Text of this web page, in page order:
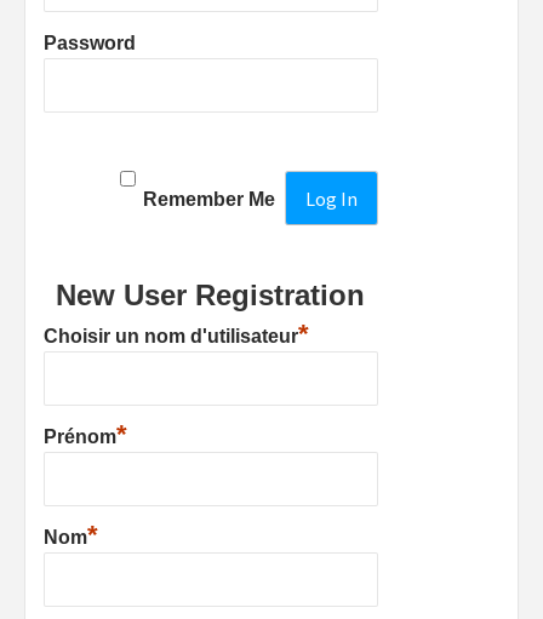
Password
Remember Me
New User Registration
Choisir un nom d'utilisateur*
Prénom*
Nom*